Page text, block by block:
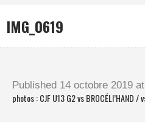
IMG_0619
Published 14 octobre 2019
photos : CJF U13 G2 vs BROCÉLI’HAND